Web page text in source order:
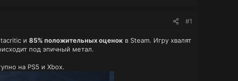
#1
и 85% положительных оценок в Steam. Игру хвалят
под эпичный метал.
на PS5 и Xbox.